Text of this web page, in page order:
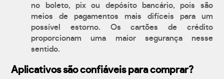
no boleto, pix ou depósito bancário, pois são
meios de pagamentos mais difíceis para um
possível estorno. Os cartões de crédito
proporcionam uma maior segurança nesse
sentido.
Aplicativos são confiáveis para comprar?